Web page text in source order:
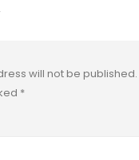
will not be published.
*